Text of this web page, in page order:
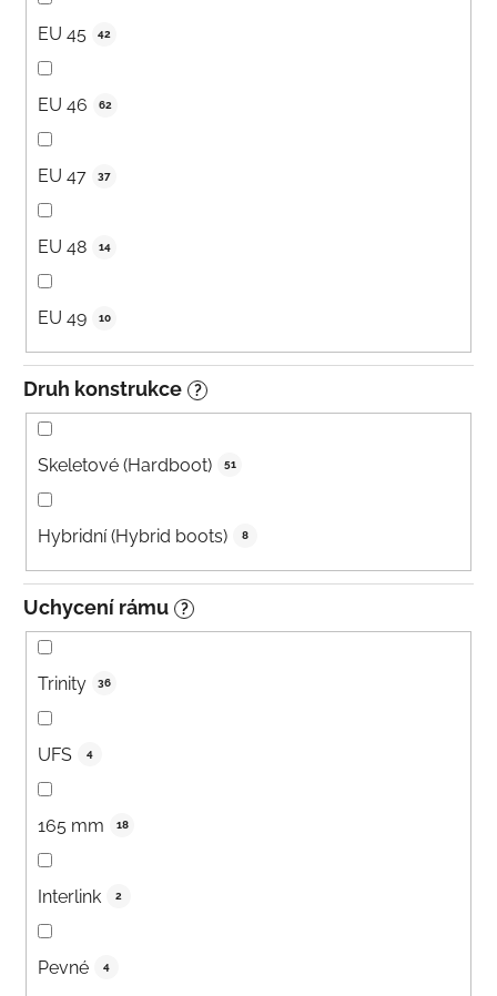
EU 45 42
EU 46 62
EU 47 37
EU 48 14
EU 49 10
Druh konstrukce ?
Skeletové (Hardboot) 51
Hybridní (Hybrid boots) 8
Uchycení rámu ?
Trinity 36
UFS 4
165 mm 18
Interlink 2
Pevné 4